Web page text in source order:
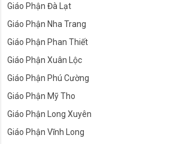
Giáo Phận Đà Lạt
Giáo Phận Nha Trang
Giáo Phận Phan Thiết
Giáo Phận Xuân Lộc
Giáo Phận Phú Cường
Giáo Phận Mỹ Tho
Giáo Phận Long Xuyên
Giáo Phận Vĩnh Long